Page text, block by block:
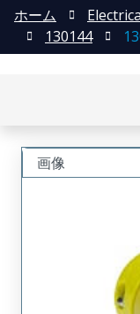
ホーム
130144
画像